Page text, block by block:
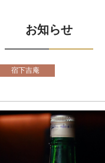
お知らせ
宿下吉庵